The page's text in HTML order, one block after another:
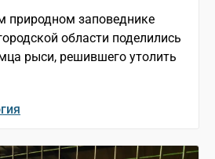
природном заповеднике
области поделились
рыси, решившего утолить